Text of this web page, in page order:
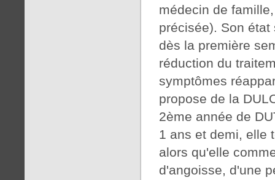
médecin de
précisée). Son
dès la première
réduction du
symptômes
propose de la
2ème année de
1 ans et demi, elle
alors qu'elle
d'angoisse, d'une